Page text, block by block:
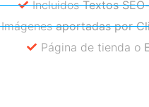
IncluidosTextos
Imágenesaportadas por
Página de tienda o